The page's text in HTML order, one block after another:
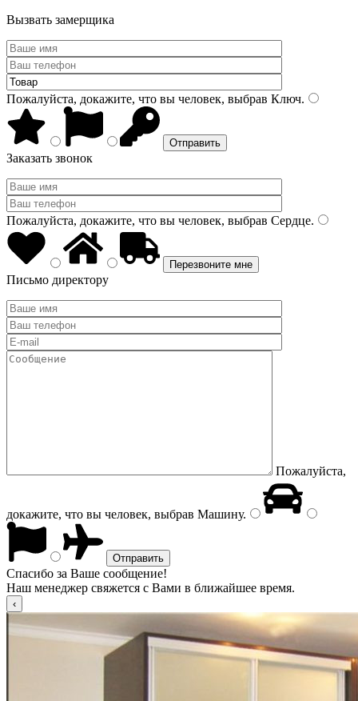
Вызвать замерщика
Пожалуйста, докажите, что вы человек, выбрав Ключ.
Заказать звонок
Пожалуйста, докажите, что вы человек, выбрав Сердце.
Письмо директору
Пожалуйста,
докажите, что вы человек, выбрав Машину.
Спасибо за Ваше сообщение!
Наш менеджер свяжется с Вами в ближайшее время.